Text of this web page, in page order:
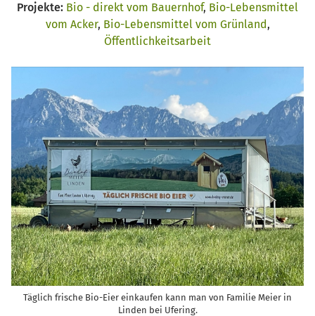
Projekte: Bio - direkt vom Bauernhof, Bio-Lebensmittel
vom Acker, Bio-Lebensmittel vom Grünland,
Öffentlichkeitsarbeit
Täglich frische Bio-Eier einkaufen kann man von Familie Meier in
Linden bei Ufering.